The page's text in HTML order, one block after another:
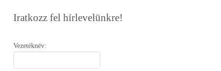
Iratkozz fel hírlevelünkre!
Vezetéknév: